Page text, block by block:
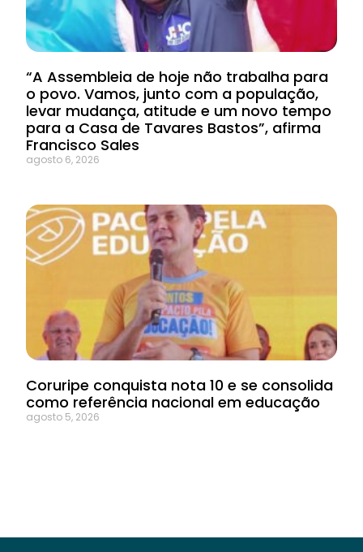
“A Assembleia de hoje não trabalha para
o povo. Vamos, junto com a população,
levar mudança, atitude e um novo tempo
para a Casa de Tavares Bastos”, afirma
Francisco Sales
agosto 6, 2026
Coruripe conquista nota 10 e se consolida
como referência nacional em educação
agosto 5, 2026